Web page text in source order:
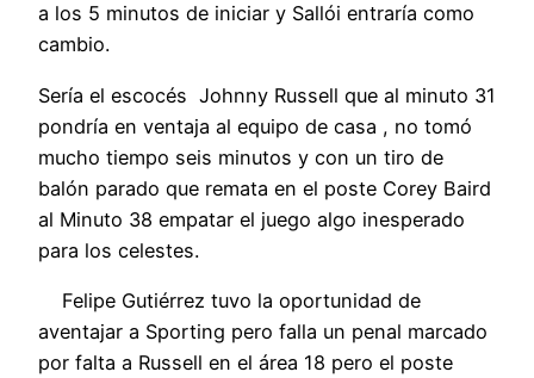
a los 5 minutos de iniciar y Sallói entraría como
cambio.
Sería el escocés Johnny Russell que al minuto 31
pondría en ventaja al equipo de casa , no tomó
mucho tiempo seis minutos y con un tiro de
balón parado que remata en el poste Corey Baird
al Minuto 38 empatar el juego algo inesperado
para los celestes.
Felipe Gutiérrez tuvo la oportunidad de
aventajar a Sporting pero falla un penal marcado
por falta a Russell en el área 18 pero el poste